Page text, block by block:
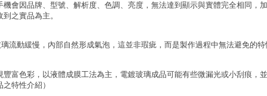
會因品牌、型號、解析度、色調、亮度，無法達到顯示與實體完全相同，
之實品為主。
流動緩慢，內部自然形成氣泡，這並非瑕疵，而是製作過程中無法避免的特
富色彩，以液體成膜工法為主，電鍍玻璃成品可能有些微漏光或小刮痕，
特性介紹）